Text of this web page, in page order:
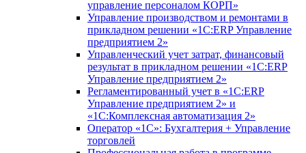
управление персоналом КОРП»
Управление производством и ремонтами в
прикладном решении «1С:ERP Управление
предприятием 2»
Управленческий учет затрат, финансовый
результат в прикладном решении «1С:ERP
Управление предприятием 2»
Регламентированный учет в «1С:ERP
Управление предприятием 2» и
«1С:Комплексная автоматизация 2»
Оператор «1С»: Бухгалтерия + Управление
торговлей